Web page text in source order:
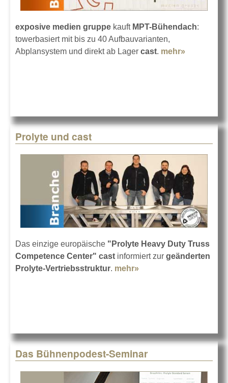
exposive medien gruppe kauft MPT-Bühendach:
towerbasiert mit bis zu 40 Aufbauvarianten,
Abplansystem und direkt ab Lager cast. mehr»
Prolyte und cast
Das einzige europäische "Prolyte Heavy Duty Truss
Competence Center" cast informiert zur geänderten
Prolyte-Vertriebsstruktur. mehr»
Das Bühnenpodest-Seminar